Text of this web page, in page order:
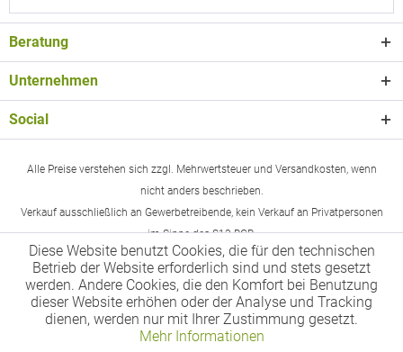
Beratung
Unternehmen
Social
Alle Preise verstehen sich zzgl. Mehrwertsteuer und Versandkosten, wenn
nicht anders beschrieben.
Verkauf ausschließlich an Gewerbetreibende, kein Verkauf an Privatpersonen
im Sinne des §13 BGB.
Diese Website benutzt Cookies, die für den technischen
Betrieb der Website erforderlich sind und stets gesetzt
werden. Andere Cookies, die den Komfort bei Benutzung
dieser Website erhöhen oder der Analyse und Tracking
dienen, werden nur mit Ihrer Zustimmung gesetzt.
Mehr Informationen